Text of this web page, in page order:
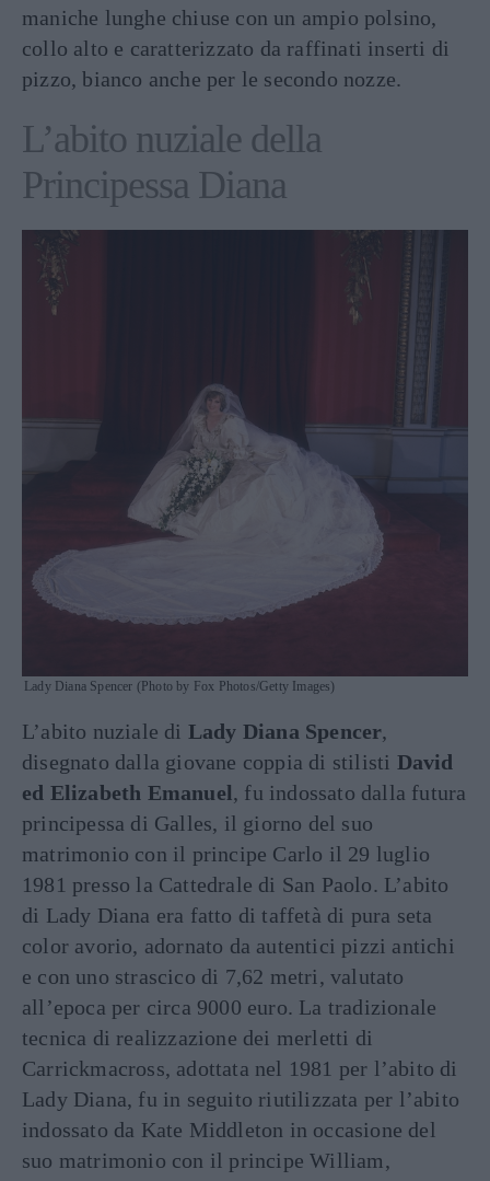
maniche lunghe chiuse con un ampio polsino,
collo alto e caratterizzato da raffinati inserti di
pizzo, bianco anche per le secondo nozze.
L’abito nuziale della
Principessa Diana
Lady Diana Spencer (Photo by Fox Photos/Getty Images)
L’abito nuziale di Lady Diana Spencer,
disegnato dalla giovane coppia di stilisti David
ed Elizabeth Emanuel, fu indossato dalla futura
principessa di Galles, il giorno del suo
matrimonio con il principe Carlo il 29 luglio
1981 presso la Cattedrale di San Paolo. L’abito
di Lady Diana era fatto di taffetà di pura seta
color avorio, adornato da autentici pizzi antichi
e con uno strascico di 7,62 metri, valutato
all’epoca per circa 9000 euro. La tradizionale
tecnica di realizzazione dei merletti di
Carrickmacross, adottata nel 1981 per l’abito di
Lady Diana, fu in seguito riutilizzata per l’abito
indossato da Kate Middleton in occasione del
suo matrimonio con il principe William,